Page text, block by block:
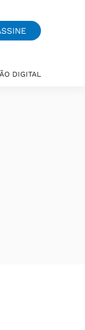
DIGITAL